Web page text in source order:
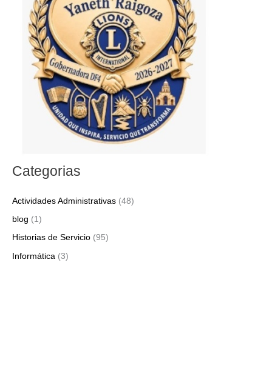
Categorias
Actividades Administrativas (48)
blog (1)
Historias de Servicio (95)
Informática (3)